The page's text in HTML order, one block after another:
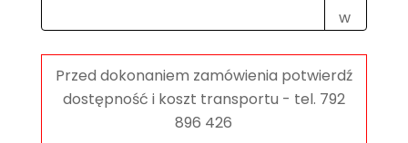
55027)
3534-
P
BISON